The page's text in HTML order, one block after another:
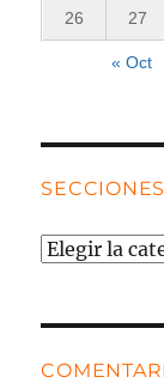
26 27
« Oct
SECCIONES
Secciones